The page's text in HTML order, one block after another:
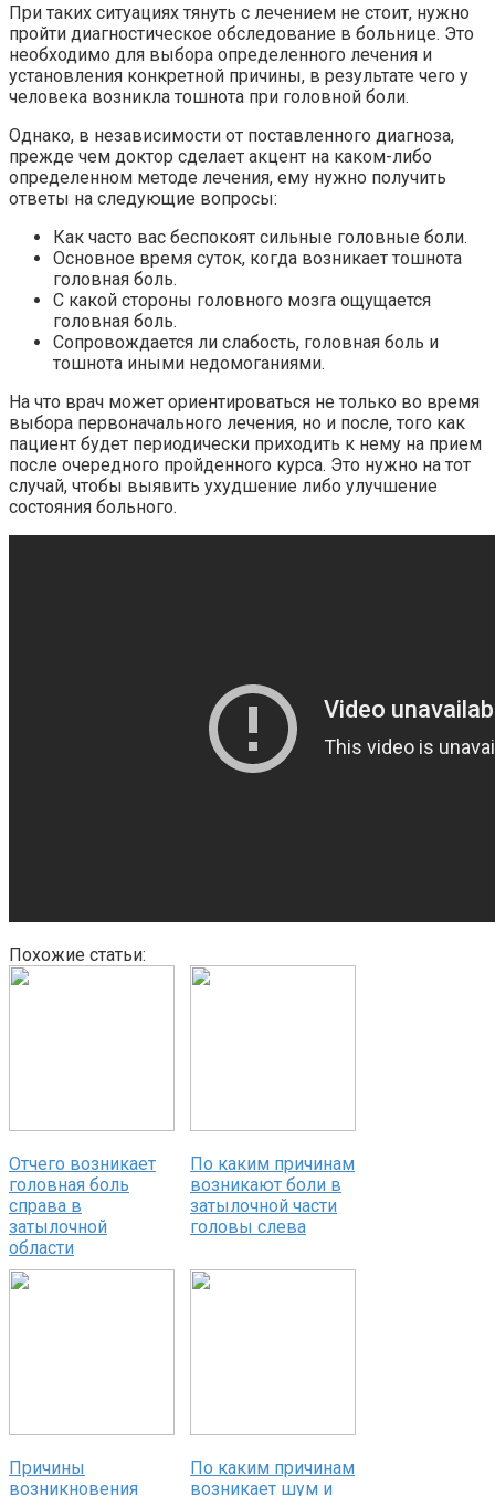
При таких ситуациях тянуть с лечением не стоит, нужно
пройти диагностическое обследование в больнице. Это
необходимо для выбора определенного лечения и
установления конкретной причины, в результате чего у
человека возникла тошнота при головной боли.
Однако, в независимости от поставленного диагноза,
прежде чем доктор сделает акцент на каком-либо
определенном методе лечения, ему нужно получить
ответы на следующие вопросы:
Как часто вас беспокоят сильные головные боли.
Основное время суток, когда возникает тошнота
головная боль.
С какой стороны головного мозга ощущается
головная боль.
Сопровождается ли слабость, головная боль и
тошнота иными недомоганиями.
На что врач может ориентироваться не только во время
выбора первоначального лечения, но и после, того как
пациент будет периодически приходить к нему на прием
после очередного пройденного курса. Это нужно на тот
случай, чтобы выявить ухудшение либо улучшение
состояния больного.
Похожие статьи:
Отчего возникает
головная боль
справа в
затылочной
области
По каким причинам
возникают боли в
затылочной части
головы слева
Причины
возникновения
По каким причинам
возникает шум и